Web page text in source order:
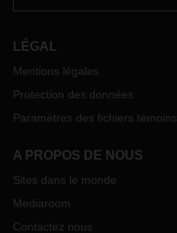
LÉGAL
Mentions légales
Protection des données
Paramètres des fichiers témoins
A PROPOS DE NOUS
Sites dans le monde
Mediaroom
Contactez nous